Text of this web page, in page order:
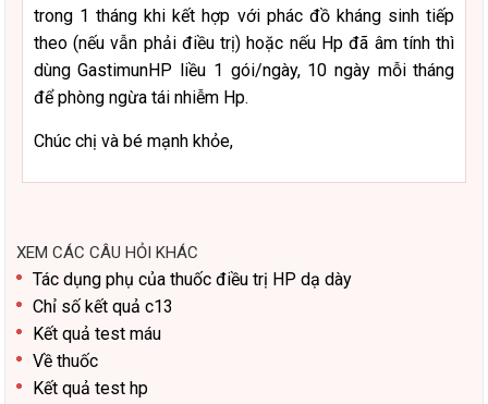
trong 1 tháng khi kết hợp với phác đồ kháng sinh tiếp
theo (nếu vẫn phải điều trị) hoặc nếu Hp đã âm tính thì
dùng GastimunHP liều 1 gói/ngày, 10 ngày mỗi tháng
để phòng ngừa tái nhiễm Hp.
Chúc chị và bé mạnh khỏe,
XEM CÁC CÂU HỎI KHÁC
Tác dụng phụ của thuốc điều trị HP dạ dày
Chỉ số kết quả c13
Kết quả test máu
Về thuốc
Kết quả test hp